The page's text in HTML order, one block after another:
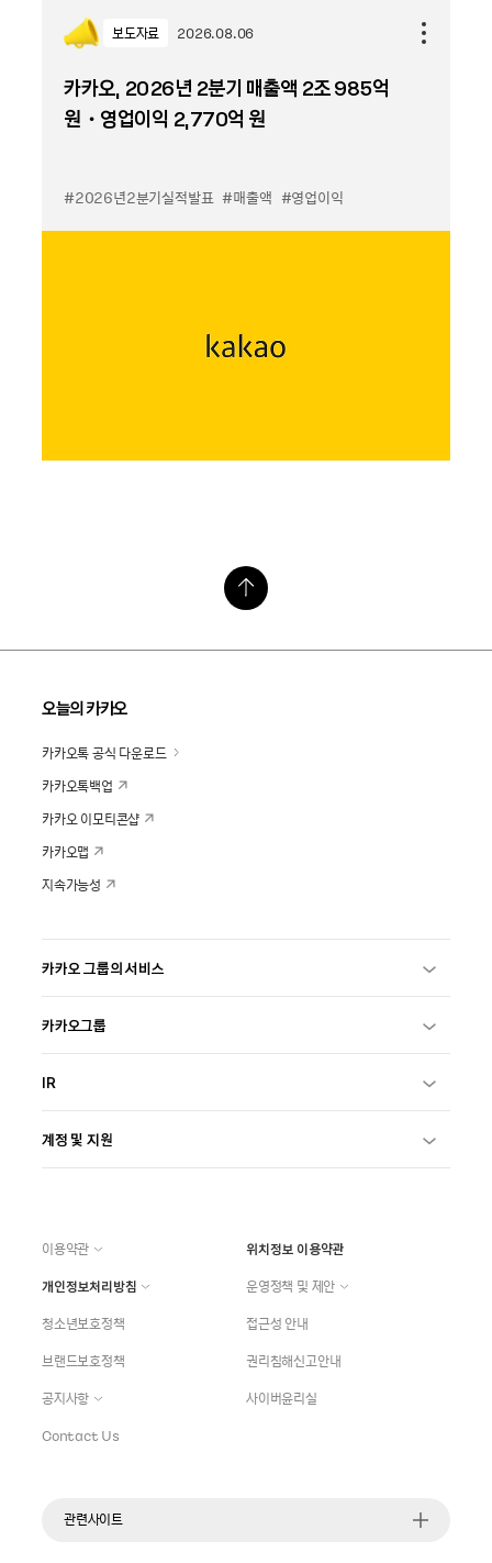
보도자료 2026.08.06
카카오, 2026년 2분기 매출액 2조 985억
원・영업이익 2,770억 원
#2026년2분기실적발표 #매출액 #영업이익
오늘의 카카오
카카오톡 공식 다운로드
카카오톡백업
카카오 이모티콘샵
카카오맵
지속가능성
카카오 그룹의 서비스
카카오그룹
IR
계정 및 지원
이용약관
위치정보 이용약관
개인정보처리방침
운영정책 및 제안
청소년보호정책
접근성 안내
브랜드보호정책
권리침해신고안내
공지사항
사이버윤리실
Contact Us
관련사이트